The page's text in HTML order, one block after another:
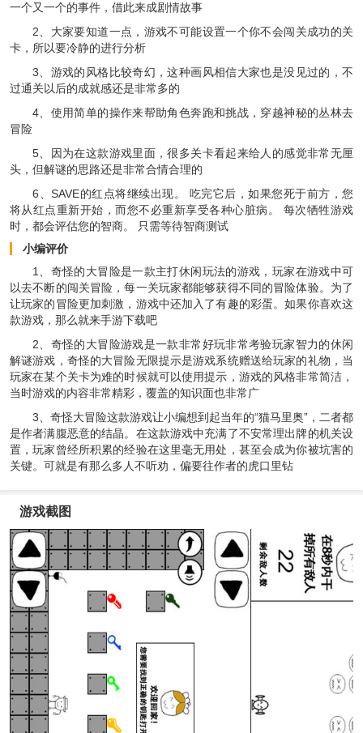
一个又一个的事件，借此来成剧情故事
2、大家要知道一点，游戏不可能设置一个你不会闯关成功的关
卡，所以要冷静的进行分析
3、游戏的风格比较奇幻，这种画风相信大家也是没见过的，不
过通关以后的成就感还是非常多的
4、使用简单的操作来帮助角色奔跑和挑战，穿越神秘的丛林去
冒险
5、因为在这款游戏里面，很多关卡看起来给人的感觉非常无厘
头，但解谜的思路还是非常合情合理的
6、SAVE的红点将继续出现。 吃完它后，如果您死于前方，您
将从红点重新开始，而您不必重新享受各种心脏病。 每次牺牲游戏
时，都会评估您的智商。 只需等待智商测试
小编评价
1、奇怪的大冒险是一款主打休闲玩法的游戏，玩家在游戏中可
以去不断的闯关冒险，每一关玩家都能够获得不同的冒险体验。为了
让玩家的冒险更加刺激，游戏中还加入了有趣的彩蛋。如果你喜欢这
款游戏，那么就来手游下载吧
2、奇怪的大冒险游戏是一款非常好玩非常考验玩家智力的休闲
解谜游戏，奇怪的大冒险无限提示是游戏系统赠送给玩家的礼物，当
玩家在某个关卡为难的时候就可以使用提示，游戏的风格非常简洁，
当时游戏的内容非常精彩，覆盖的知识面也非常广
3、奇怪大冒险这款游戏让小编想到起当年的“猫马里奥”，二者都
是作者满腹恶意的结晶。在这款游戏中充满了不安常理出牌的机关设
置，玩家曾经所积累的经验在这里毫无用处，甚至会成为你被坑害的
关键。可就是有那么多人不听劝，偏要往作者的虎口里钻
游戏截图